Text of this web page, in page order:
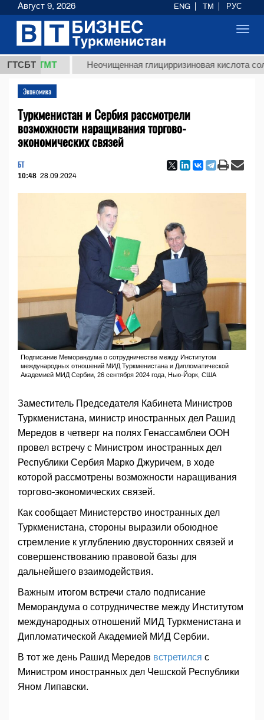
ГТСБТ
ТМТ Неочищенная глицирризиновая кислота
Экономика
Туркменистан и Сербия рассмотрели
возможности наращивания торгово-
экономических связей
БТ
10:48 28.09.2024
Подписание Меморандума о сотрудничестве между Институтом
международных отношений МИД Туркменистана и Дипломатической
Академией МИД Сербии, 26 сентября 2024 года, Нью-Йорк, США
Заместитель Председателя Кабинета Министров
Туркменистана, министр иностранных дел Рашид
Мередов в четверг на полях Генассамблеи ООН
провел встречу с Министром иностранных дел
Республики Сербия Марко Джуричем, в ходе
которой рассмотрены возможности наращивания
торгово-экономических связей.
Как сообщает Министерство иностранных дел
Туркменистана, стороны выразили обоюдное
стремление к углублению двусторонних связей и
совершенствованию правовой базы для
дальнейшего взаимодействия.
Важным итогом встречи стало подписание
Меморандума о сотрудничестве между Институтом
международных отношений МИД Туркменистана и
Дипломатической Академией МИД Сербии.
В тот же день Рашид Мередов встретился с
Министром иностранных дел Чешской Республики
Яном Липавски.
Август 9, 2026 ENG TM РУС